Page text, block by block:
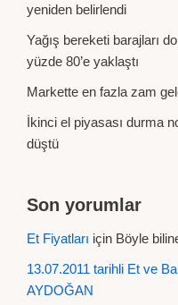
yeniden belirlendi
Yağış bereketi barajları
yüzde 80’e yaklaştı
Markette en fazla zam
İkinci el piyasası durma
düştü
Son yorumlar
Et Fiyatları için Böyle
13.07.2011 tarihli Et ve
AYDOĞAN